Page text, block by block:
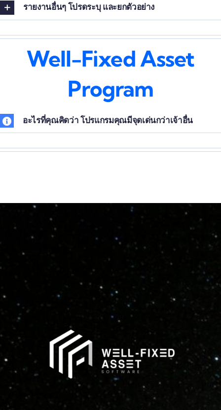
รายงานอื่นๆ โปรดระบุ และยกตัวอย่าง
Well-Fixed Asset
Program
อะไรที่คุณคิดว่า โปรแกรมคุณมีจุดเด่นกว่าเจ้าอื่น